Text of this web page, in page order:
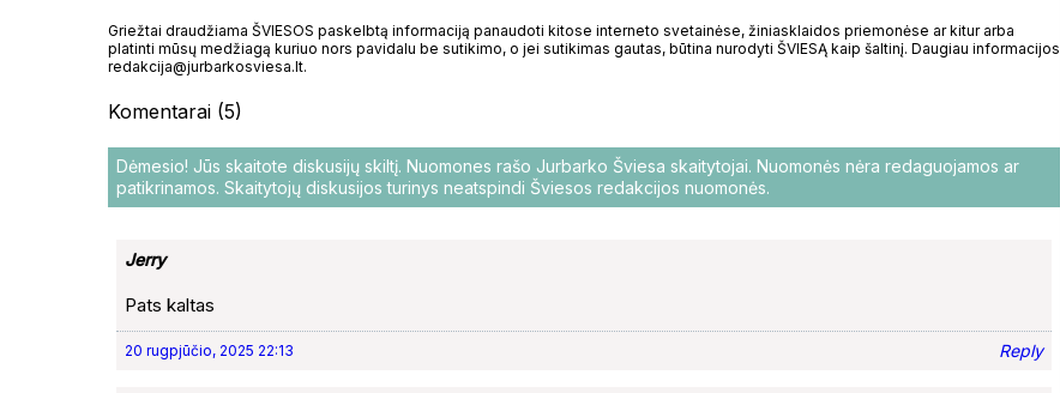
Griežtai draudžiama ŠVIESOS paskelbtą informaciją panaudoti kitose interneto svetainėse, žiniasklaidos priemonėse ar kitur arba
platinti mūsų medžiagą kuriuo nors pavidalu be sutikimo, o jei sutikimas gautas, būtina nurodyti ŠVIESĄ kaip šaltinį. Daugiau informacijos
redakcija@jurbarkosviesa.lt.
Komentarai (5)
Dėmesio! Jūs skaitote diskusijų skiltį. Nuomones rašo Jurbarko Šviesa skaitytojai. Nuomonės nėra redaguojamos ar
patikrinamos. Skaitytojų diskusijos turinys neatspindi Šviesos redakcijos nuomonės.
Jerry
Pats kaltas
20 rugpjūčio, 2025 22:13 Reply